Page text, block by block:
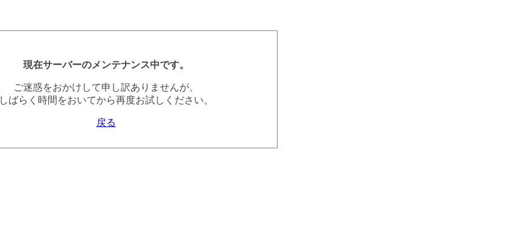
現在サーバーのメンテナンス中です。
ご迷惑をおかけして申し訳ありませんが、
しばらく時間をおいてから再度お試しください。
戻る